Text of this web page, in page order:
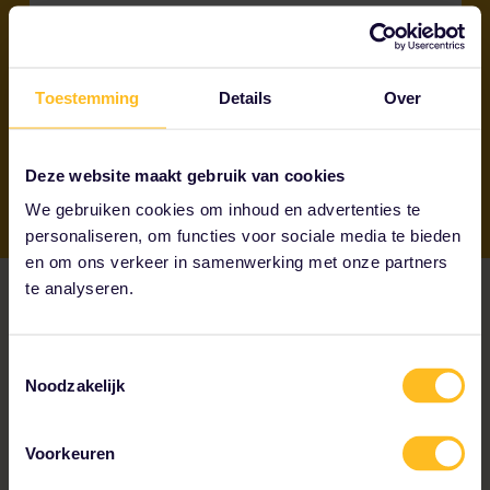
Toestemming Details Over
Deze website maakt gebruik van cookies
We gebruiken cookies om inhoud en advertenties te
personaliseren, om functies voor sociale media te bieden
en om ons verkeer in samenwerking met onze partners
te analyseren.
Noodzakelijk
Voorkeuren
Wat is er inbegrepen